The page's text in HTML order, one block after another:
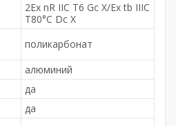
2Ex nR IIС T6 Gc X/Ex tb IIIC
T80°C Dc X
поликарбонат
алюминий
да
да